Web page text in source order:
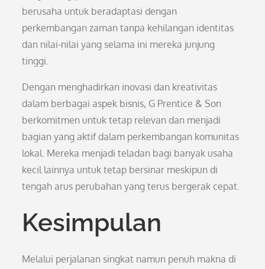
berusaha untuk beradaptasi dengan
perkembangan zaman tanpa kehilangan identitas
dan nilai-nilai yang selama ini mereka junjung
tinggi.
Dengan menghadirkan inovasi dan kreativitas
dalam berbagai aspek bisnis, G Prentice & Son
berkomitmen untuk tetap relevan dan menjadi
bagian yang aktif dalam perkembangan komunitas
lokal. Mereka menjadi teladan bagi banyak usaha
kecil lainnya untuk tetap bersinar meskipun di
tengah arus perubahan yang terus bergerak cepat.
Kesimpulan
Melalui perjalanan singkat namun penuh makna di